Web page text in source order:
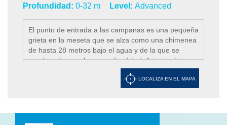
Profundidad: 0-32 m Level: Advanced
El punto de entrada a las campanas es una pequeña
grieta en la meseta que se alza como una chimenea
de hasta 28 metros bajo el agua y de la que se
puede salir a cualquier profundidad. A izquierda y
derecha están los corales y delante de ellos sólo la
inmensidad del mar. Una vez alcanzado su
profundidad máxima, gire a la derecha. A lo largo de
LOCALIZA EN EL MAPA